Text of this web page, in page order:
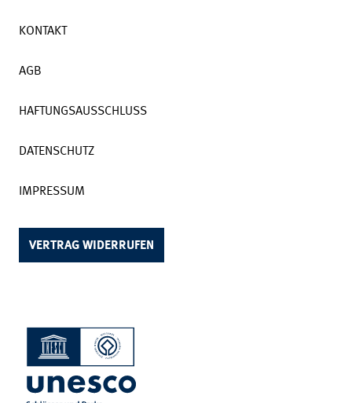
KONTAKT
AGB
HAFTUNGSAUSSCHLUSS
DATENSCHUTZ
IMPRESSUM
VERTRAG WIDERRUFEN